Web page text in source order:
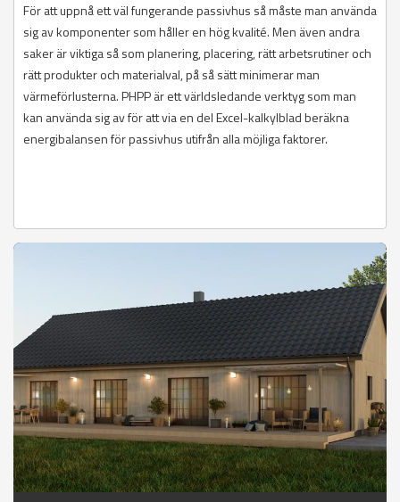
För att uppnå ett väl fungerande passivhus så måste man använda
sig av komponenter som håller en hög kvalité. Men även andra
saker är viktiga så som planering, placering, rätt arbetsrutiner och
rätt produkter och materialval, på så sätt minimerar man
värmeförlusterna. PHPP är ett världsledande verktyg som man
kan använda sig av för att via en del Excel-kalkylblad beräkna
energibalansen för passivhus utifrån alla möjliga faktorer.